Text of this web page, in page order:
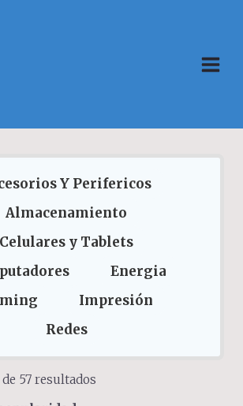
Y Perifericos
Almacenamiento
Celulares y Tablets
Energia
Impresión
Redes
57 resultados